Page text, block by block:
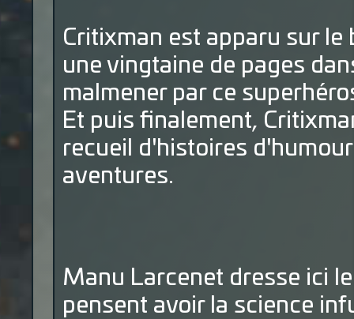
Critixman est apparu sur
une vingtaine de pages
malmener par ce
Et puis finalement,
recueil d'histoires
aventures.
Manu Larcenet dresse ici
pensent avoir la science